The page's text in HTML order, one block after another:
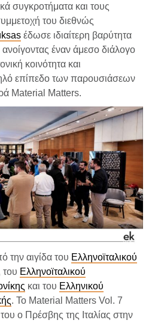
συγκροτήματα και τους
του διεθνώς
έδωσε ιδιαίτερη βαρύτητα
έναν άμεσο διάλογο
κοινότητα και
επίπεδο των παρουσιάσεων
Material Matters.
την αιγίδα του Ελληνοϊταλικού
του Ελληνοϊταλικού
και του Ελληνικού
. Το Material Matters Vol. 7
ο Πρέσβης της Ιταλίας στην